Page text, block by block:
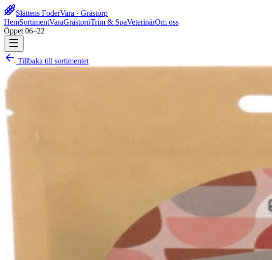
Slättens FoderVara · Grästorp
HemSortimentVaraGrästorpTrim & SpaVeterinärOm oss
Öppet 06–22
Tillbaka till sortimentet